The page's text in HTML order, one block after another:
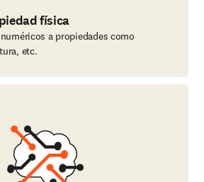
física
a propiedades como
etc.